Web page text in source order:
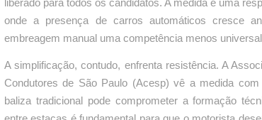
liberado para todos os candidatos. A medida é uma
onde a presença de carros automáticos cresce
embreagem manual uma competência menos
A simplificação, contudo, enfrenta resistência. A
Condutores de São Paulo (Acesp) vê a medida
baliza tradicional pode comprometer a formação